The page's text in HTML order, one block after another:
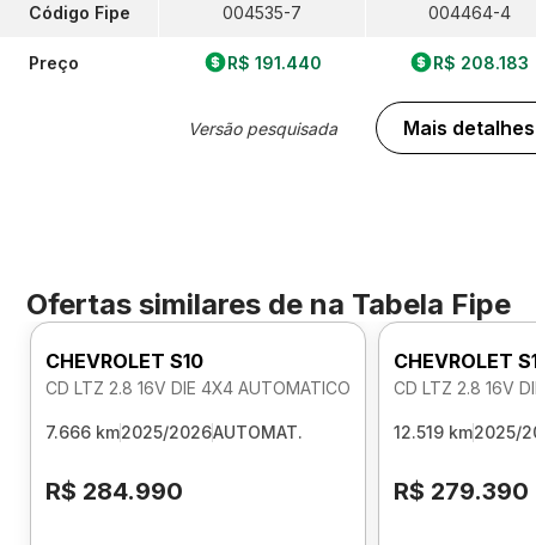
Código Fipe
Preço
004535-7
R$ 191.440
Versão pesquisada
004464-4
R$ 208.183
Mais detalhes
Ofertas similares de na Tabela Fipe
CHEVROLET S10
CD LTZ 2.8 16V DIE 4X4 AUTOMATICO
7.666 km2025/2026AUTOMAT.
R$ 284.990
CHEVROLET
CD LTZ 2.8 16V
12.519 km2025/
R$ 279.390